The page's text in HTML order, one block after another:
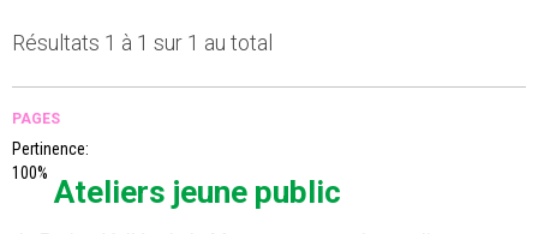
Résultats 1 à 1 sur 1 au total
PAGES
Pertinence:
100%
Ateliers jeune public